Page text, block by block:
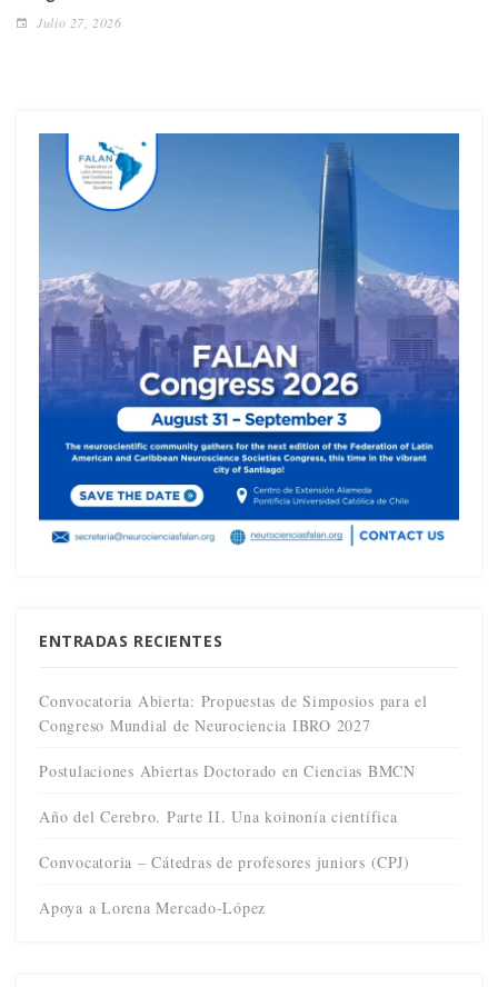
Julio 27, 2026
ENTRADAS RECIENTES
Convocatoria Abierta: Propuestas de Simposios para el
Congreso Mundial de Neurociencia IBRO 2027
Postulaciones Abiertas Doctorado en Ciencias BMCN
Año del Cerebro. Parte II. Una koinonía científica
Convocatoria – Cátedras de profesores juniors (CPJ)
Apoya a Lorena Mercado-López